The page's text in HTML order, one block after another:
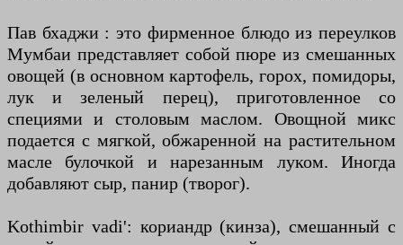
Пав бхаджи : это фирменное блюдо из переулков
Мумбаи представляет собой пюре из смешанных
овощей (в основном картофель, горох, помидоры,
лук и зеленый перец), приготовленное со
специями и столовым маслом. Овощной микс
подается с мягкой, обжаренной на растительном
масле булочкой и нарезанным луком. Иногда
добавляют сыр, панир (творог).
Kothimbir vadi': кориандр (кинза), смешанный с